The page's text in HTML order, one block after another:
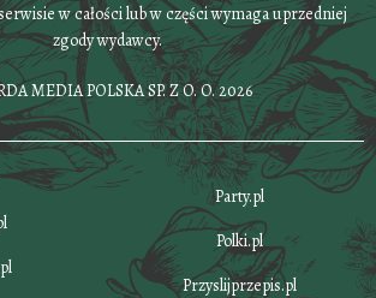
w całości lub w części wymaga uprzedniej
zgody wydawcy.
MEDIA POLSKA SP. Z O. O. 2026
Party.pl
Polki.pl
Przyslijprzepis.pl